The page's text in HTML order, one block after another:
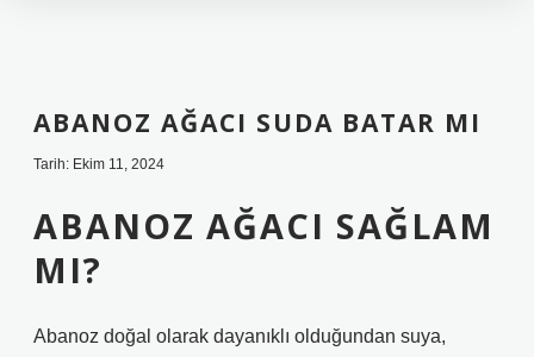
ABANOZ AĞACI SUDA BATAR MI
Tarih: Ekim 11, 2024
ABANOZ AĞACI SAĞLAM
MI?
Abanoz doğal olarak dayanıklı olduğundan suya,